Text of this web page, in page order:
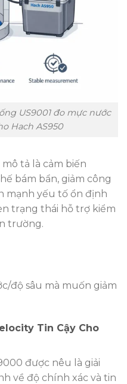
US9001 đo mực nước
Hach AS950
tả là cảm biến
bám bẩn, giảm công
mạnh yếu tố ổn định
trạng thái hỗ trợ kiểm
trường.
độ sâu mà muốn giảm
Tin Cậy Cho
được nêu là giải
về độ chính xác và tin